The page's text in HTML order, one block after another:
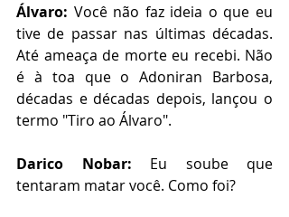
Álvaro: Você não faz ideia o que eu
tive de passar nas últimas décadas.
Até ameaça de morte eu recebi. Não
é à toa que o Adoniran Barbosa,
décadas e décadas depois, lançou o
termo "Tiro ao Álvaro".
Darico Nobar: Eu soube que
tentaram matar você. Como foi?